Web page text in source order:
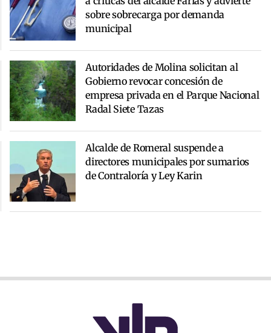
sobre sobrecarga por demanda
municipal
Autoridades de Molina solicitan al
Gobierno revocar concesión de
empresa privada en el Parque Nacional
Radal Siete Tazas
Alcalde de Romeral suspende a
directores municipales por sumarios
de Contraloría y Ley Karin